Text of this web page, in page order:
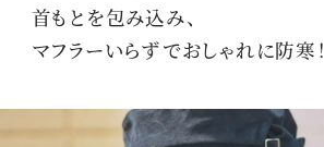
首もとを包み込み、
マフラーいらずでおしゃれに防寒！